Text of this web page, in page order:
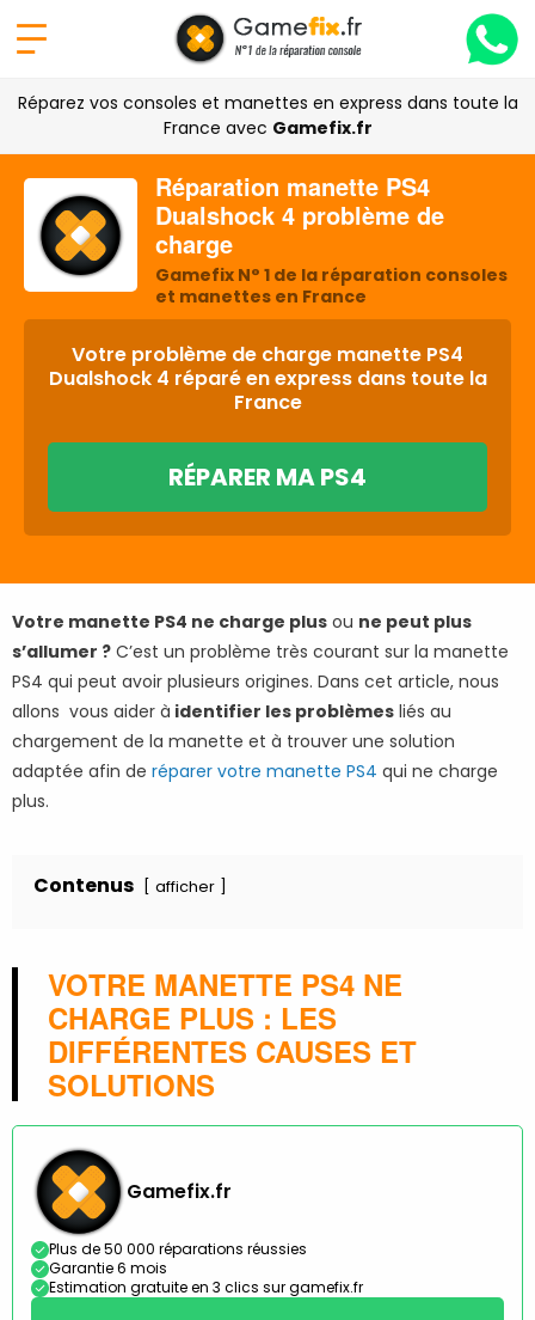
Réparez vos consoles et manettes en express dans toute la
France avec Gamefix.fr
Réparation manette PS4
Dualshock 4 problème de
charge
Gamefix N° 1 de la réparation consoles
et manettes en France
Votre problème de charge manette PS4
Dualshock 4 réparé en express dans toute la
France
RÉPARER MA PS4
Votre manette PS4 ne charge plus ou ne peut plus
s’allumer ? C’est un problème très courant sur la manette
PS4 qui peut avoir plusieurs origines. Dans cet article, nous
allons vous aider à identifier les problèmes liés au
chargement de la manette et à trouver une solution
adaptée afin de réparer votre manette PS4 qui ne charge
plus.
Contenus afficher
VOTRE MANETTE PS4 NE
CHARGE PLUS : LES
DIFFÉRENTES CAUSES ET
SOLUTIONS
Gamefix.fr
Plus de 50 000 réparations réussies
Garantie 6 mois
Estimation gratuite en 3 clics sur gamefix.fr